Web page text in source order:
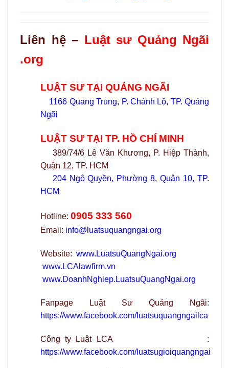
Liên hệ – Luật sư Quảng Ngãi
.org
LUẬT SƯ TẠI QUẢNG NGÃI
1166 Quang Trung, P. Chánh Lộ, TP. Quảng
Ngãi
LUẬT SƯ TẠI TP. HỒ CHÍ MINH
389/74/6 Lê Văn Khương, P. Hiệp Thành,
Quận 12, TP. HCM
204 Ngô Quyền, Phường 8, Quận 10, TP.
HCM
Hotline: 0905 333 560
Email: info@luatsuquangngai.org
Website: www.LuatsuQuangNgai.org
www.LCAlawfirm.vn
www.DoanhNghiep.LuatsuQuangNgai.org
Fanpage Luật Sư Quảng Ngãi:
https://www.facebook.com/luatsuquangngailca
Công ty Luật LCA :
https://www.facebook.com/luatsugioiquangngai